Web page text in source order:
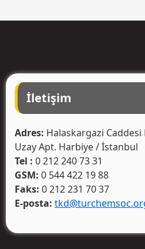
İletişim
Adres: Halaskargazi Caddesi
Uzay Apt. Harbiye / İstanbul
Tel : 0 212 240 73 31
GSM: 0 544 422 19 88
Faks: 0 212 231 70 37
E-posta: